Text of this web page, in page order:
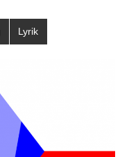
Lyrik